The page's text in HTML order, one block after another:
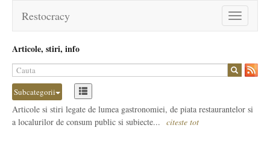
Toggle
navigation
Restocracy
Articole, stiri, info
Subcategorii
Articole si stiri legate de lumea gastronomiei, de piata restaurantelor si
a localurilor de consum public si subiecte... citeste tot